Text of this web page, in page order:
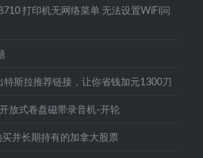
打印机无网络菜单 无法设置WiFi问
斯拉推荐链接，让你省钱加元1300刀
放式卷盘磁带录音机-开轮
并长期持有的加拿大股票